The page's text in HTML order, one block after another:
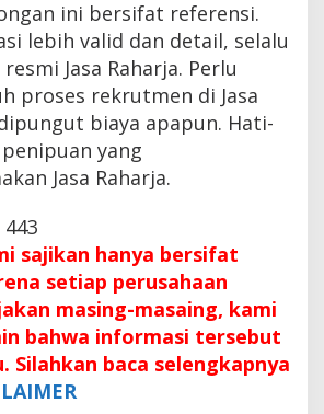
ini bersifat referensi.
lebih valid dan detail, selalu
Jasa Raharja. Perlu
proses rekrutmen di Jasa
biaya apapun. Hati-
yang
Jasa Raharja.
443
sajikan hanya bersifat
setiap perusahaan
masing-masaing, kami
bahwa informasi tersebut
Silahkan baca selengkapnya